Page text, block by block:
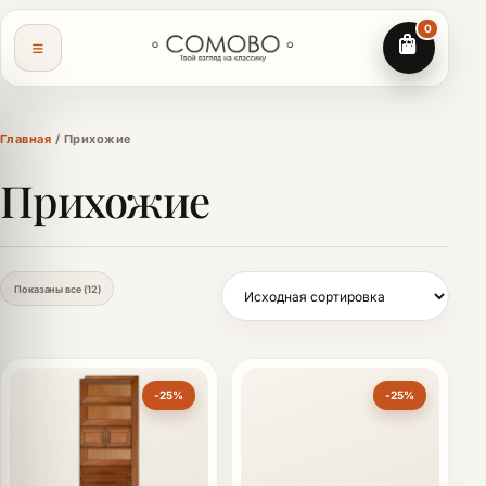
0
Главная / Прихожие
Прихожие
Показаны все (12)
-25% -25%